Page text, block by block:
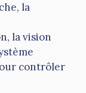
la
la vision
contrôler